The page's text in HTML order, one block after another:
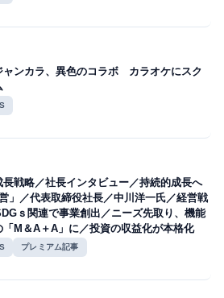
ャンカラ、異色のコラボ カラオケにスク
長戦略／社長インタビュー／持続的成長へ
」／代表取締役社長／中川洋一氏／経営戦
ｓ関連で事業創出／ニーズ先取り、機能
「M＆A＋A」に／投資の収益化が本格化
プレミアム記事